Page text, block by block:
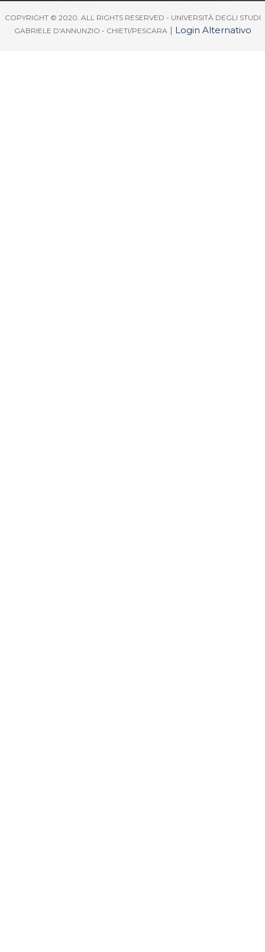
COPYRIGHT © 2020. ALL RIGHTS RESERVED - UNIVERSITÀ DEGLI STUDI
GABRIELE D'ANNUNZIO - CHIETI/PESCARA| Login Alternativo